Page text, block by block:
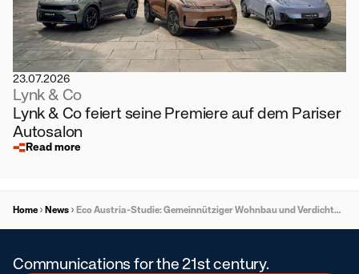
23.07.2026
Lynk & Co
Lynk & Co feiert seine Premiere auf dem Pariser
Autosalon
Read more
Home News Eco Austria-Studie: Gemeinnütziger Wohnbau und Verdichtung sind Schlüssel für leistbares Wohnen in Graz
Communications for the 21st century.